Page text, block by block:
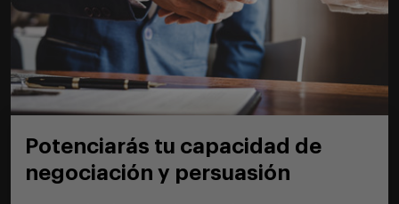
Potenciarás tu capacidad de
negociación y persuasión